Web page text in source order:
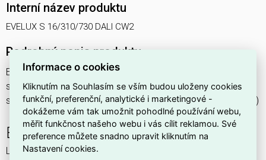
Interní název produktu
EVELUX S 16/310/730 DALI CW2
Podrobný popis produktu
EVELUX S 16/310/730 DALI CW2 18W IP66
svítidlo pouliční s modulem LED, spektrum 730A3, regulace
stmívání ovládané DALI protokolem, optika CW2 (Crosswalk)
EVELUX
LED svítidlo pro osvětlení komunikací.
Informace o cookies
Kliknutím na Souhlasím se vším budou uloženy cookies
funkční, preferenční, analytické i marketingové -
dokážeme vám tak umožnit pohodlné používání webu,
měřit funkčnost našeho webu i vás cílit reklamou. Své
preference můžete snadno upravit kliknutím na
Nastavení cookies.